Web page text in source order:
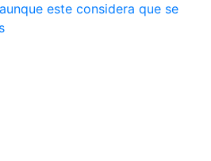
este considera que se